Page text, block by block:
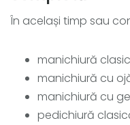
În același timp sau
manichiură
manichiură cu
manichiură cu
pedichiură